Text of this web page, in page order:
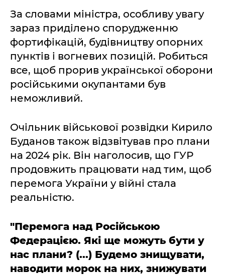
За словами міністра, особливу увагу
зараз приділено спорудженню
фортифікацій, будівництву опорних
пунктів і вогневих позицій. Робиться
все, щоб прорив української оборони
російськими окупантами був
неможливий.
Очільник військової розвідки Кирило
Буданов також відзвітував про плани
на 2024 рік. Він наголосив, що ГУР
продовжить працювати над тим, щоб
перемога України у війні стала
реальністю.
"Перемога над Російською
Федерацією. Які ще можуть бути у
нас плани? (...) Будемо знищувати,
наводити морок на них, знижувати